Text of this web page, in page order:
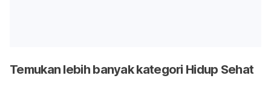
Temukan lebih banyak kategori Hidup Sehat